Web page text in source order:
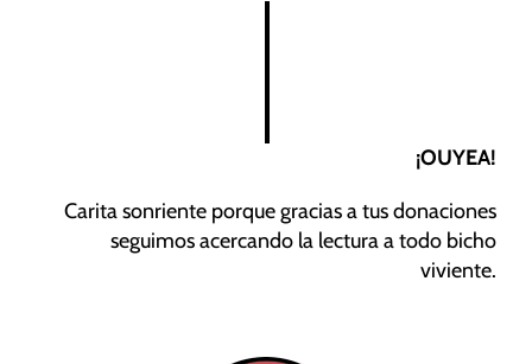
¡OUYEA!
Carita sonriente porque gracias a tus donaciones
seguimos acercando la lectura a todo bicho
viviente.